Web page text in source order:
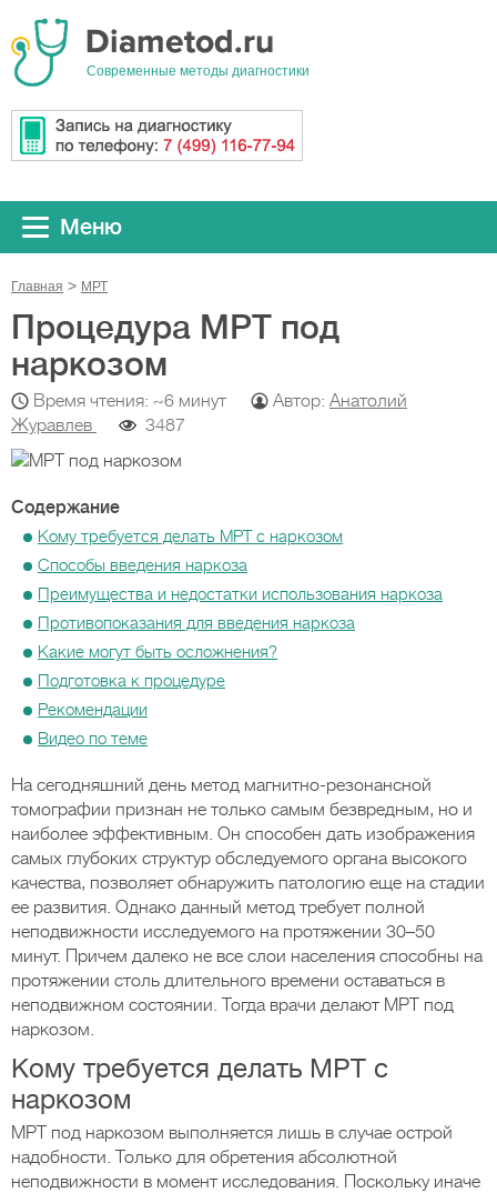
Cовременные методы диагностики
Меню
Главная МРТ
Процедура МРТ под
наркозом
Время чтения: ~6 минут Автор: Анатолий
Журавлев
3487
Содержание
Кому требуется делать МРТ с наркозом
Способы введения наркоза
Преимущества и недостатки использования наркоза
Противопоказания для введения наркоза
Какие могут быть осложнения?
Подготовка к процедуре
Рекомендации
Видео по теме
На сегодняшний день метод магнитно-резонансной
томографии признан не только самым безвредным, но и
наиболее эффективным. Он способен дать изображения
самых глубоких структур обследуемого органа высокого
качества, позволяет обнаружить патологию еще на стадии
ее развития. Однако данный метод требует полной
неподвижности исследуемого на протяжении 30–50
минут. Причем далеко не все слои населения способны на
протяжении столь длительного времени оставаться в
неподвижном состоянии. Тогда врачи делают МРТ под
наркозом.
Кому требуется делать МРТ с
наркозом
МРТ под наркозом выполняется лишь в случае острой
надобности. Только для обретения абсолютной
неподвижности в момент исследования. Поскольку иначе